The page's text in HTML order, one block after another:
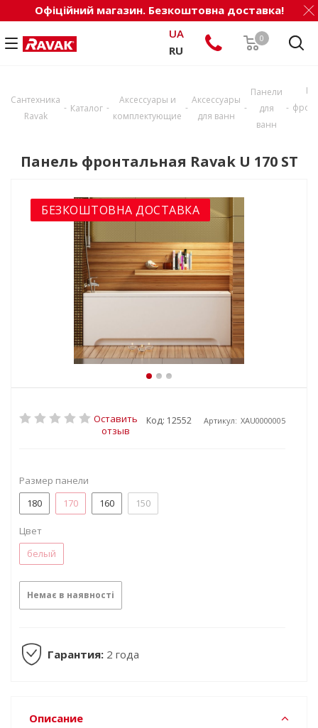
Офіційний магазин. Безкоштовна доставка!
0
UA
RU
Сантехника
Ravak
- Каталог -
Аксессуары и
комплектующие
-
Аксессуары
для ванн
-
Панели
для
ванн
-
Панель фронтальная Ravak U 170 ST
БЕЗКОШТОВНА ДОСТАВКА
Оставить
отзыв
Код: 12552 Артикул: XAU0000005
Размер панели
180
170 160 150
Цвет
белый
Немає в наявності
Гарантия: 2 года
Описание